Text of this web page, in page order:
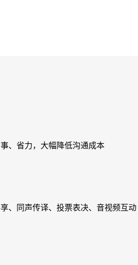
、省力，大幅降低沟通成本
、同声传译、投票表决、音视频互动